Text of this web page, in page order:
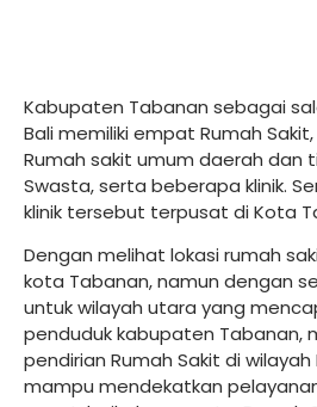
Kabupaten Tabanan sebagai
Bali memiliki empat Rumah
Rumah sakit umum daerah dan
Swasta, serta beberapa klinik.
klinik tersebut terpusat di Kota
Dengan melihat lokasi rumah
kota Tabanan, namun dengan
untuk wilayah utara yang
penduduk kabupaten Tabanan,
pendirian Rumah Sakit di wilayah
mampu mendekatkan